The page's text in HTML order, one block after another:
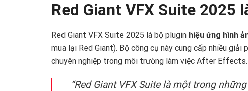
Red Giant VFX Suite 2025
Red Giant VFX Suite 2025 là bộ plugin hiệu ứng hình
mua lại Red Giant). Bộ công cụ này cung cấp nhiều
chuyên nghiệp trong môi trường làm việc After Effects.
“Red Giant VFX Suite là một trong